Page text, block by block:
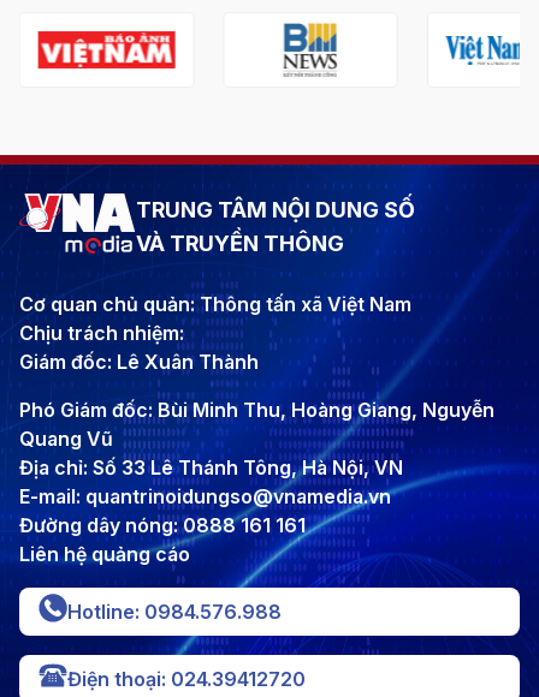
TRUNG TÂM NỘI DUNG SỐ
VÀ TRUYỀN THÔNG
Cơ quan chủ quản: Thông tấn xã Việt Nam
Chịu trách nhiệm:
Giám đốc: Lê Xuân Thành
Phó Giám đốc: Bùi Minh Thu, Hoàng Giang, Nguyễn
Quang Vũ
Địa chỉ: Số 33 Lê Thánh Tông, Hà Nội, VN
E-mail: quantrinoidungso@vnamedia.vn
Đường dây nóng: 0888 161 161
Liên hệ quảng cáo
Hotline: 0984.576.988
Điện thoại: 024.39412720